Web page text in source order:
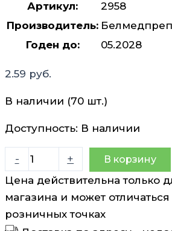
Артикул:
2958
Производитель:
Годен до:
05.2028
2.59 руб.
В наличии (70 шт.)
Доступность: В наличии
-
Количество
товара
Хлоргексидина
0,5мг/
+ В корзину
Цена действительна только
магазина и может
розничных точках